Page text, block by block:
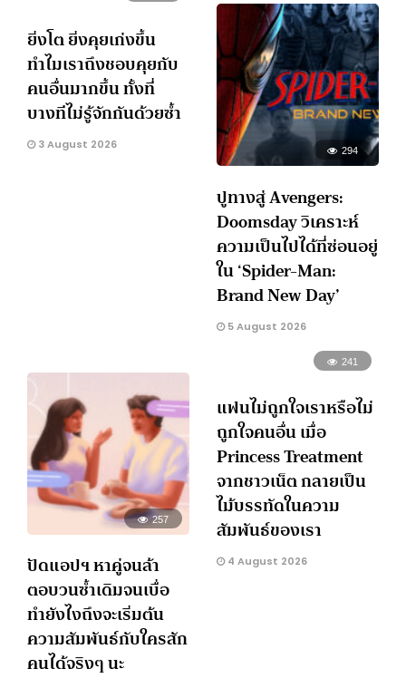
ยิ่งโต ยิ่งคุยเก่งขึ้น
ทำไมเราถึงชอบคุยกับ
คนอื่นมากขึ้น ทั้งที่
บางทีไม่รู้จักกันด้วยซ้ำ
3 August 2026 294
ปูทางสู่ Avengers:
Doomsday วิเคราะห์
ความเป็นไปได้ที่ซ่อนอยู่
ใน ‘Spider-Man:
Brand New Day’
5 August 2026
257
ปัดแอปฯ หาคู่จนล้า
ตอบวนซ้ำเดิมจนเบื่อ
ทำยังไงถึงจะเริ่มต้น
ความสัมพันธ์กับใครสัก
คนได้จริงๆ นะ
241
แฟนไม่ถูกใจเราหรือไม่
ถูกใจคนอื่น เมื่อ
Princess Treatment
จากชาวเน็ต กลายเป็น
ไม้บรรทัดในความ
สัมพันธ์ของเรา
4 August 2026